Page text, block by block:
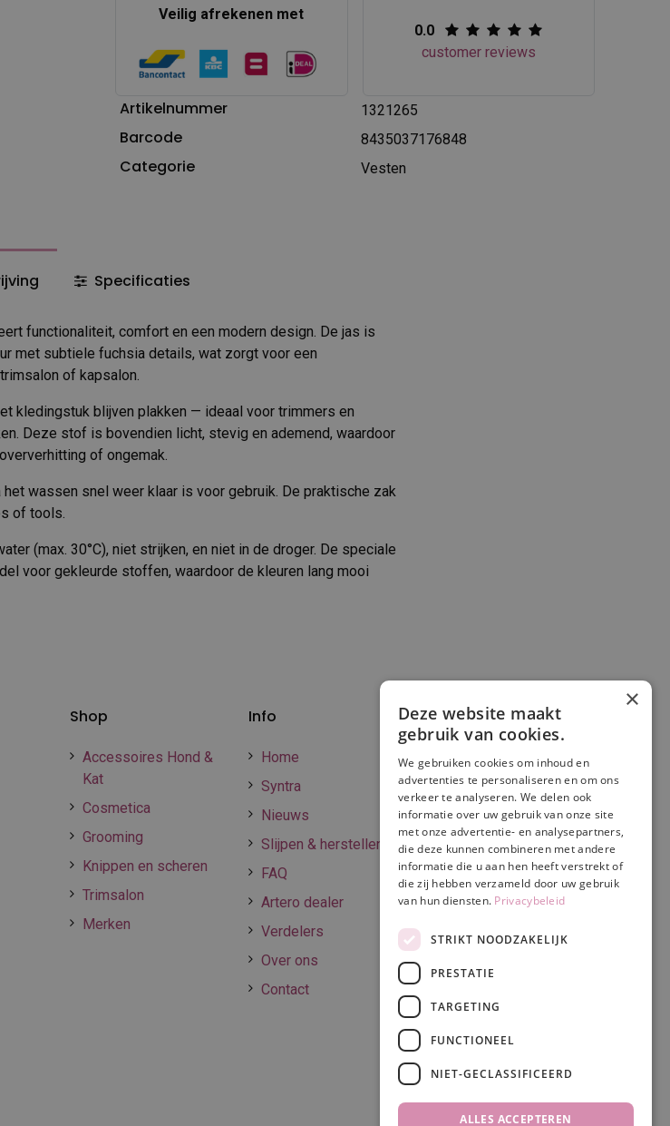
Veilig afrekenen met
0.0
customer reviews
Artikelnummer 1321265
Barcode 8435037176848
Categorie Vesten
Specificaties
functionaliteit, comfort en een modern design. De jas is
met subtiele fuchsia details, wat zorgt voor een
of kapsalon.
kledingstuk blijven plakken — ideaal voor trimmers en
Deze stof is bovendien licht, stevig en ademend, waardoor
of ongemak.
wassen snel weer klaar is voor gebruik. De praktische zak
of tools.
(max. 30°C), niet strijken, en niet in de droger. De speciale
voor gekleurde stoffen, waardoor de kleuren lang mooi
Info
Home
Syntra
Nieuws
Slijpen & herstellen
FAQ
Artero dealer
Verdelers
Over ons
Contact
Shop
Accessoires Hond &
Kat
Cosmetica
Grooming
Knippen en scheren
Trimsalon
Merken
Verzenden en
betalen
Online betalen
Retourneren
Algemene
voorwaarden
Privacy & Cookie
policy
Disclaimer
×
Deze website maakt
gebruik van cookies.
We gebruiken cookies om inhoud en
advertenties te personaliseren en om ons
verkeer te analyseren. We delen ook
informatie over uw gebruik van onze site
met onze advertentie- en analysepartners,
die deze kunnen combineren met andere
informatie die u aan hen heeft verstrekt of
die zij hebben verzameld door uw gebruik
van hun diensten. Privacybeleid
STRIKT NOODZAKELIJK
PRESTATIE
TARGETING
FUNCTIONEEL
NIET-GECLASSIFICEERD
ALLES ACCEPTEREN